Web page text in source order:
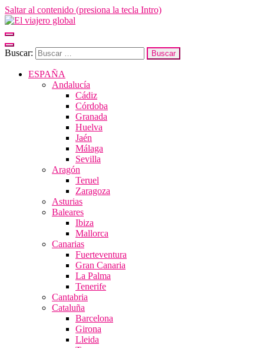
Saltar al contenido (presiona la tecla Intro)
forma sensorial, desde su música hasta su arquitectura o sus sabores
Buscar:
ESPAÑA
Andalucía
Cádiz
Córdoba
Granada
Huelva
Jaén
Málaga
Sevilla
Aragón
Teruel
Zaragoza
Asturias
Baleares
Ibiza
Mallorca
Canarias
Fuerteventura
Gran Canaria
La Palma
Tenerife
Cantabria
Cataluña
Barcelona
Girona
Lleida